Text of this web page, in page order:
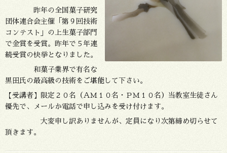
昨年の全国菓子研究
団体連合会主催「第９回技術
コンテスト」の上生菓子部門
で金賞を受賞。昨年で５年連
続受賞の快挙となりました。
和菓子業界で有名な
黒田氏の最高級の技術をご堪能して下さい。
【受講者】限定２０名（ＡＭ１０名・ＰＭ１０名）当教室生徒さん
優先で、メールか電話で申し込みを受け付けます。
大変申し訳ありませんが、定員になり次第締め切らせて
頂きます。